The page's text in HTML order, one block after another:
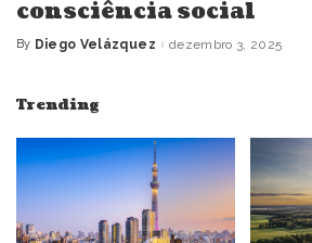
consciência social
Posted
By Diego Velázquez dezembro 3, 2025
Trending